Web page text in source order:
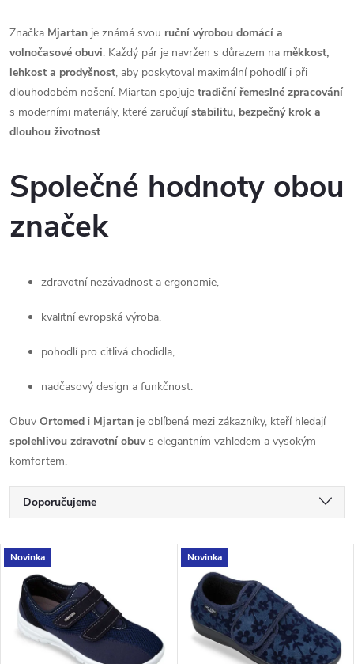
Značka Mjartan je známá svou ruční výrobou domácí a
volnočasové obuvi. Každý pár je navržen s důrazem na měkkost,
lehkost a prodyšnost, aby poskytoval maximální pohodlí i při
dlouhodobém nošení. Miartan spojuje tradiční řemeslné zpracování
s moderními materiály, které zaručují stabilitu, bezpečný krok a
dlouhou životnost.
Společné hodnoty obou
značek
zdravotní nezávadnost a ergonomie,
kvalitní evropská výroba,
pohodlí pro citlivá chodidla,
nadčasový design a funkčnost.
Obuv Ortomed i Mjartan
je oblíbená mezi zákazníky, kteří hledají
spolehlivou zdravotní obuv s elegantním vzhledem a vysokým
komfortem.
Ř
a
z
e
Doporučujeme
Nejdražší
Nejprodávanější
Abecedně
V
ý
p
Novinka Novinka